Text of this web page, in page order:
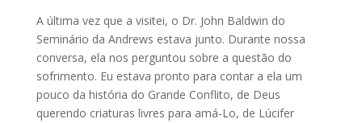
A última vez que a visitei, o Dr. John Baldwin do
Seminário da Andrews estava junto. Durante nossa
conversa, ela nos perguntou sobre a questão do
sofrimento. Eu estava pronto para contar a ela um
pouco da história do Grande Conflito, de Deus
querendo criaturas livres para amá-Lo, de Lúcifer